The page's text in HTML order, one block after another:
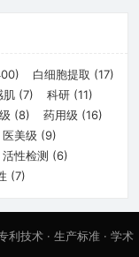
白细胞提取 (17)
肌 (7) 科研 (11)
(8) 药用级 (16)
医美级 (9)
活性检测 (6)
(7)
利技术 · 生产标准 · 学术